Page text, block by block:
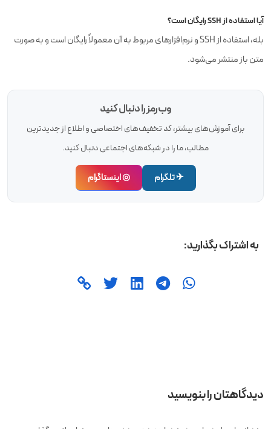
آیا استفاده از SSH رایگان است؟
بله، استفاده از SSH و نرم‌افزارهای مربوط به آن معمولاً رایگان است و به صورت
متن باز منتشر می‌شود.
وب‌رمز را دنبال کنید
برای آموزش‌های بیشتر، کد تخفیف‌های اختصاصی و اطلاع از جدیدترین
مطالب، ما را در شبکه‌های اجتماعی دنبال کنید.
✈ تلگرام ◎ اینستاگرام
به اشتراک بگذارید:
دیدگاهتان را بنویسید